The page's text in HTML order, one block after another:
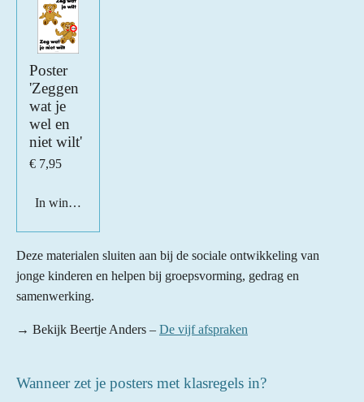
Poster
'Zeggen
wat je
wel en
niet wilt'
€ 7,95
In winkelwagen
Deze materialen sluiten aan bij de sociale ontwikkeling van
jonge kinderen en helpen bij groepsvorming, gedrag en
samenwerking.
→ Bekijk Beertje Anders – De vijf afspraken
Wanneer zet je posters met klasregels in?